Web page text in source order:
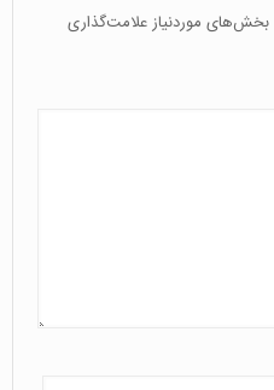
بخش‌های موردنیاز علامت‌گذاری